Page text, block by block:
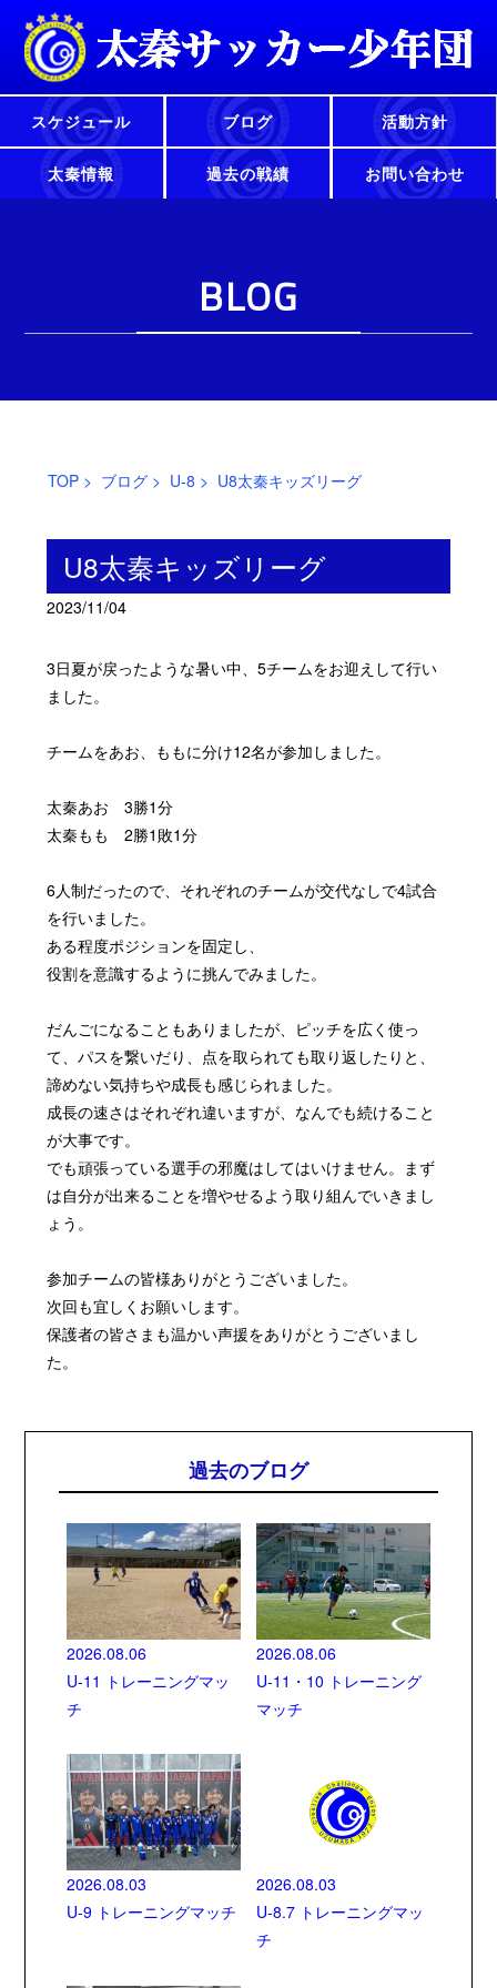
スケジュール ブログ 活動方針
太秦情報 過去の戦績 お問い合わせ
BLOG
TOP> ブログ> U-8 > U8太秦キッズリーグ
U8太秦キッズリーグ
2023/11/04
3日夏が戻ったような暑い中、5チームをお迎えして行い
ました。
チームをあお、ももに分け12名が参加しました。
太秦あお 3勝1分
太秦もも 2勝1敗1分
6人制だったので、それぞれのチームが交代なしで4試合
を行いました。
ある程度ポジションを固定し、
役割を意識するように挑んでみました。
だんごになることもありましたが、ピッチを広く使っ
て、パスを繋いだり、点を取られても取り返したりと、
諦めない気持ちや成長も感じられました。
成長の速さはそれぞれ違いますが、なんでも続けること
が大事です。
でも頑張っている選手の邪魔はしてはいけません。まず
は自分が出来ることを増やせるよう取り組んでいきまし
ょう。
参加チームの皆様ありがとうございました。
次回も宜しくお願いします。
保護者の皆さまも温かい声援をありがとうございまし
た。
過去のブログ
2026.08.06
U-11 トレーニングマッ
チ
2026.08.06
U-11・10 トレーニング
マッチ
2026.08.03
U-9 トレーニングマッチ
2026.08.03
U-8.7 トレーニングマッ
チ